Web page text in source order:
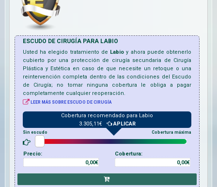
ESCUDO DE CIRUGÍA PARA LABIO
Usted ha elegido tratamiento de Labio y ahora puede obtenerlo
cubierto por una protección de cirugía secundaria de Cirugía
Plástica y Estética en caso de que necesite un retoque o una
reintervención completa dentro de las condiciones del Escudo
de Cirugía; no tomar ninguna cobertura le obliga a pagar
completamente cualquier reoperación.
LEER MÁS SOBRE ESCUDO DE CIRUGÍA
Cobertura recomendado para Labio
3.305,11€ APLICAR
Sin escudo Cobertura máxima
Precio:
0,00€
Cobertura:
0,00€